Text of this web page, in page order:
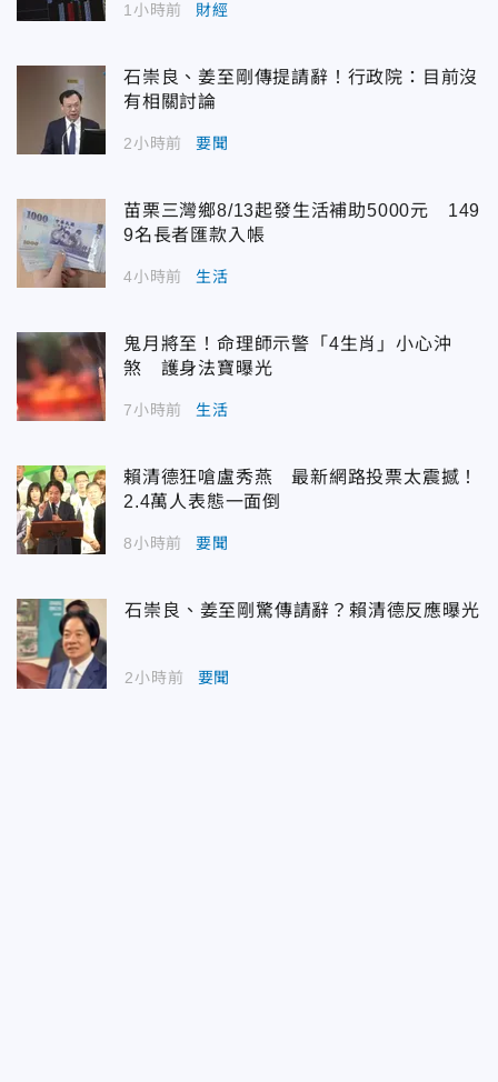
1小時前 財經
石崇良、姜至剛傳提請辭！行政院：目前沒
有相關討論
2小時前 要聞
苗栗三灣鄉8/13起發生活補助5000元 149
9名長者匯款入帳
4小時前 生活
鬼月將至！命理師示警「4生肖」小心沖
煞 護身法寶曝光
7小時前 生活
賴清德狂嗆盧秀燕 最新網路投票太震撼！
2.4萬人表態一面倒
8小時前 要聞
石崇良、姜至剛驚傳請辭？賴清德反應曝光
2小時前 要聞